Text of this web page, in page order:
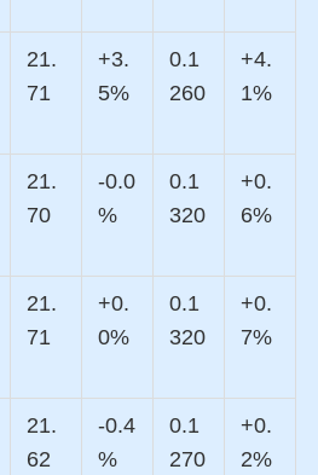
21.
71
+3.
5%
0.1
260
+4.
1%
21.
70
-0.0
%
0.1
320
+0.
6%
21.
71
+0.
0%
0.1
320
+0.
7%
21.
62
-0.4
%
0.1
270
+0.
2%